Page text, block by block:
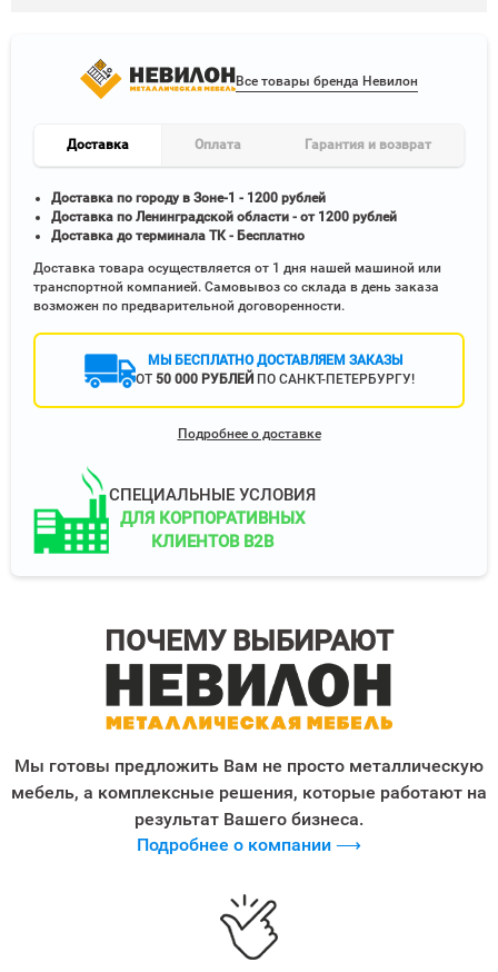
Все товары бренда Невилон
Доставка Оплата Гарантия и возврат
Доставка по городу в Зоне-1 - 1200 рублей
Доставка по Ленинградской области - от 1200 рублей
Доставка до терминала ТК - Бесплатно
Доставка товара осуществляется от 1 дня нашей машиной или
транспортной компанией. Самовывоз со склада в день заказа
возможен по предварительной договоренности.
МЫ БЕСПЛАТНО ДОСТАВЛЯЕМ ЗАКАЗЫ
ОТ 50 000 РУБЛЕЙ ПО САНКТ-ПЕТЕРБУРГУ!
Подробнее о доставке
СПЕЦИАЛЬНЫЕ УСЛОВИЯ
ДЛЯ КОРПОРАТИВНЫХ
КЛИЕНТОВ B2B
ПОЧЕМУ ВЫБИРАЮТ
Мы готовы предложить Вам не просто металлическую
мебель, а комплексные решения, которые работают на
результат Вашего бизнеса.
Подробнее о компании ⟶